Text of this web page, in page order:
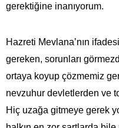
gerektiğine inanıyorum.
Hazreti Mevlana’nın
gereken, sorunları
ortaya koyup çözmemiz
nevzuhur devletlerden ve
Hiç uzağa gitmeye gerek